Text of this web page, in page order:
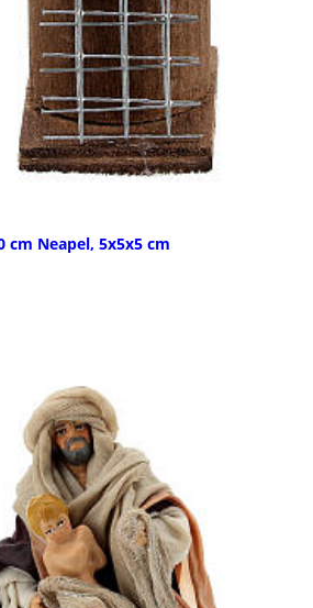
cm Neapel, 5x5x5 cm